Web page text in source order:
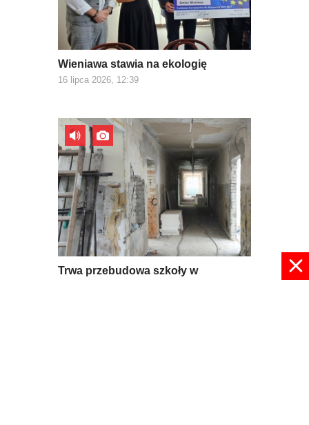
Wieniawa stawia na ekologię
16 lipca 2026, 12:39
Trwa przebudowa szkoły w